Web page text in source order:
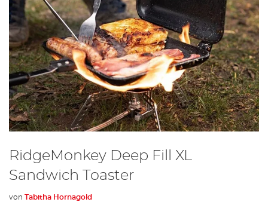
RidgeMonkey Deep Fill XL
Sandwich Toaster
von Tabitha Hornagold